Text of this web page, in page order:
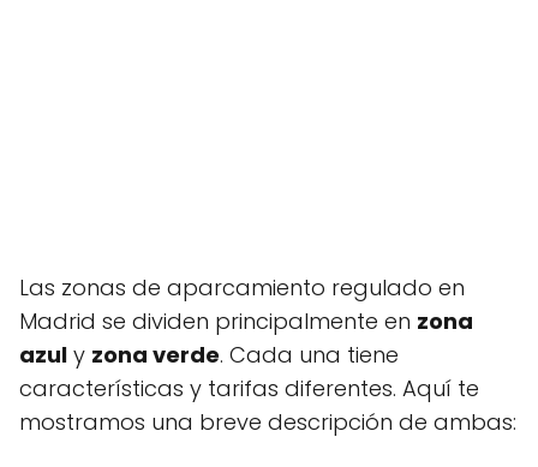
Las zonas de aparcamiento regulado en
Madrid se dividen principalmente en zona
azul y zona verde. Cada una tiene
características y tarifas diferentes. Aquí te
mostramos una breve descripción de ambas: